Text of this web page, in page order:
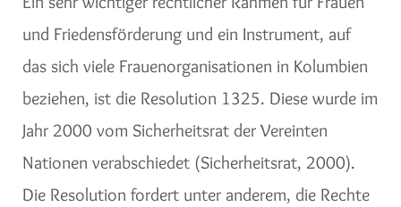
und Friedensförderung und ein Instrument, auf
das sich viele Frauenorganisationen in Kolumbien
beziehen, ist die Resolution 1325. Diese wurde im
Jahr 2000 vom Sicherheitsrat der Vereinten
Nationen verabschiedet (Sicherheitsrat, 2000).
Die Resolution fordert unter anderem, die Rechte